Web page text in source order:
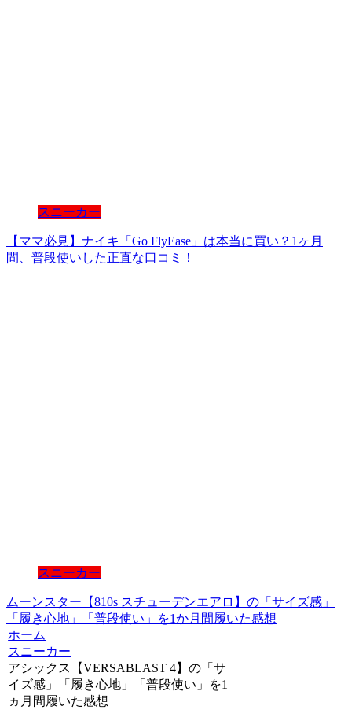
スニーカー
【ママ必見】ナイキ「Go FlyEase」は本当に買い？1ヶ月
間、普段使いした正直な口コミ！
スニーカー
ムーンスター【810s スチューデンエアロ】の「サイズ感」
「履き心地」「普段使い」を1か月間履いた感想
ホーム
スニーカー
アシックス【VERSABLAST 4】の「サ
イズ感」「履き心地」「普段使い」を1
ヵ月間履いた感想